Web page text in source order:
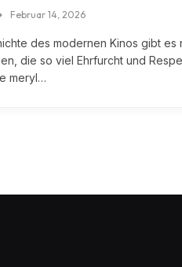
Februar 14, 2026
des modernen Kinos gibt es
die so viel Ehrfurcht und
meryl…